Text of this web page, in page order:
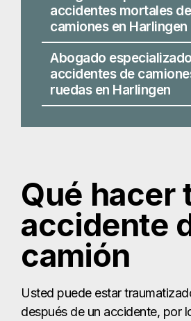
Qué hacer
accidente
camión
información útil puede
sobre qué hacer después de
un camión. Si usted está
puede que tenga que recoger
tareas cuando usted es
estos consejos son prácticos,
se centran en la protección de